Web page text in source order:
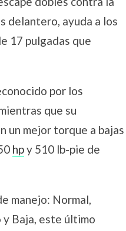
delantero, ayuda a los
17 pulgadas que
por los
que su
un mejor torque a bajas
hpy 510 lb-pie de
manejo: Normal,
Baja, este último